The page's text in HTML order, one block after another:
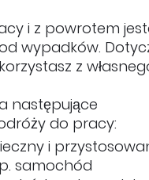
i z powrotem
wypadków.
z
następujące
do pracy:
i
samochód